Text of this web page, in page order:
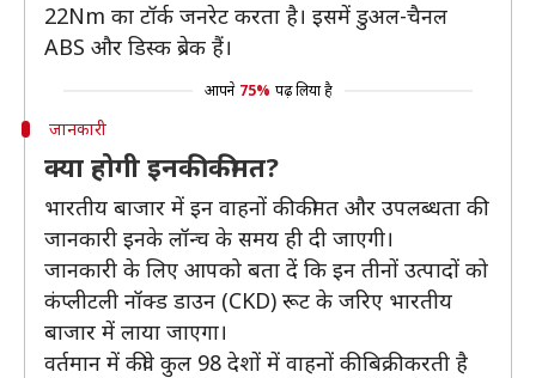
22Nm का टॉर्क जनरेट करता है। इसमें डुअल-चैनल
ABS और डिस्क ब्रेक हैं।
आपने 75% पढ़ लिया है
जानकारी
क्या होगी इनकी कीमत?
भारतीय बाजार में इन वाहनों की कीमत और उपलब्धता की
जानकारी इनके लॉन्च के समय ही दी जाएगी।
जानकारी के लिए आपको बता दें कि इन तीनों उत्पादों को
कंप्लीटली नॉक्ड डाउन (CKD) रूट के जरिए भारतीय
बाजार में लाया जाएगा।
वर्तमान में कीवे कुल 98 देशों में वाहनों की बिक्री करती है